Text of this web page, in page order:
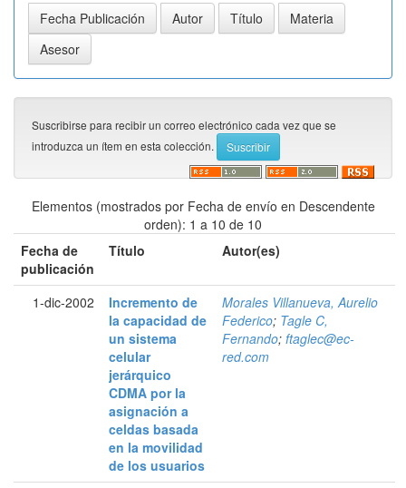
Suscribirse para recibir un correo electrónico cada vez que se
introduzca un ítem en esta colección.
Elementos (mostrados por Fecha de envío en Descendente
orden): 1 a 10 de 10
Fecha de
publicación
Título Autor(es)
1-dic-2002
Incremento de
la capacidad de
un sistema
celular
jerárquico
CDMA por la
asignación a
celdas basada
en la movilidad
de los usuarios
Morales Villanueva, Aurelio
Federico; Tagle C,
Fernando; ftaglec@ec-
red.com